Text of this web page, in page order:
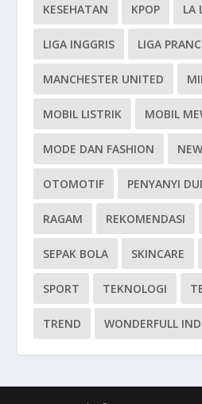
KESEHATAN KPOP LA
LIGA INGGRIS LIGA
MANCHESTER UNITED
MOBIL LISTRIK MOBIL
MODE DAN FASHION
OTOMOTIF PENYANYI
RAGAM REKOMENDASI
SEPAK BOLA SKINCARE
SPORT TEKNOLOGI
TREND WONDERFULL